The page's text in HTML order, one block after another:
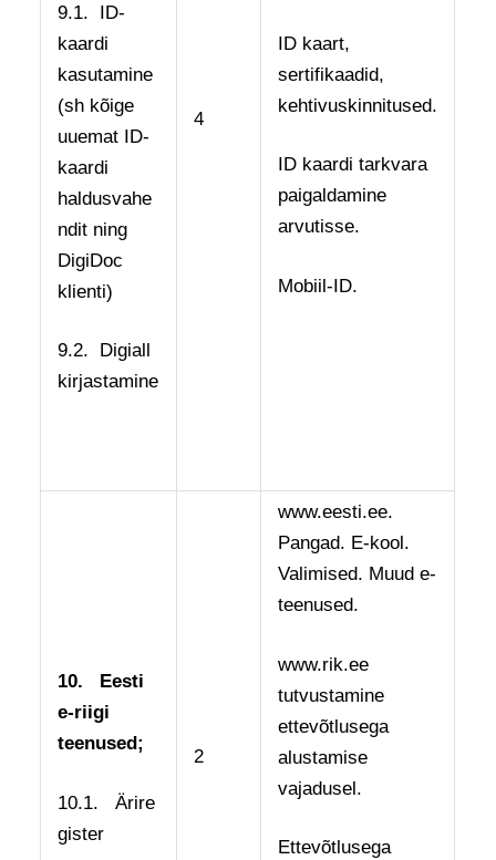
9.1. ID-
kaardi
kasutamine
(sh kõige
uuemat ID-
kaardi
haldusvahe
ndit ning
DigiDoc
klienti)
9.2. Digiall
kirjastamine
4
ID kaart,
sertifikaadid,
kehtivuskinnitused.
ID kaardi tarkvara
paigaldamine
arvutisse.
Mobiil-ID.
10.
Eesti
e-riigi
teenused;
10.1. Ärire
gister
2
www.eesti.ee.
Pangad. E-kool.
Valimised. Muud e-
teenused.
www.rik.ee
tutvustamine
ettevõtlusega
alustamise
vajadusel.
Ettevõtlusega